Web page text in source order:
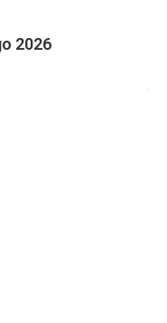
2026